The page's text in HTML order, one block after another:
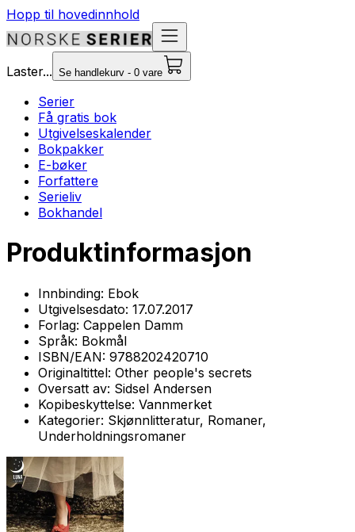
Hopp til hovedinnhold
Laster... Se handlekurv - 0 vare
Serier
Få gratis bok
Utgivelseskalender
Bokpakker
E-bøker
Forfattere
Serieliv
Bokhandel
Produktinformasjon
Innbinding: Ebok
Utgivelsesdato: 17.07.2017
Forlag: Cappelen Damm
Språk: Bokmål
ISBN/EAN: 9788202420710
Originaltittel: Other people's secrets
Oversatt av: Sidsel Andersen
Kopibeskyttelse: Vannmerket
Kategorier: Skjønnlitteratur, Romaner,
Underholdningsromaner